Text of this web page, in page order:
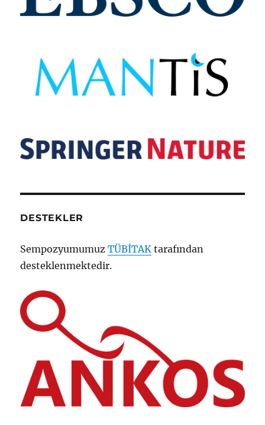
DESTEKLER
SempozyumumuzTÜBİTAK tarafından
desteklenmektedir.